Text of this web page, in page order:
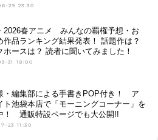
29 23:30
2026春アニメ みんなの覇権予想・お
作品ランキング結果発表！ 話題作は？
ホースは？ 読者に聞いてみました！
31 18:00
・編集部による手書きPOP付き！ ア
ト池袋本店で「モーニングコーナー」を
！ 通販特設ページでも大公開!!
23 11:30